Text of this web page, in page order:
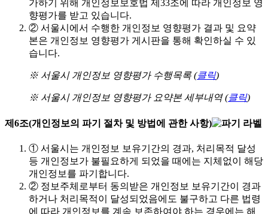
가하기 위해 개인정보보호법 제33조에 따라 개인정보 영
향평가를 받고 있습니다.
② 서울시에서 수행한 개인정보 영향평가 결과 및 요약
본은 개인정보 영향평가 게시판을 통해 확인하실 수 있
습니다.
※ 서울시 개인정보 영향평가 수행목록 (클릭)
※ 서울시 개인정보 영향평가 요약본 세부내역 (클릭)
제6조(개인정보의 파기 절차 및 방법에 관한 사항)
① 서울시는 개인정보 보유기간의 경과, 처리목적 달성
등 개인정보가 불필요하게 되었을 때에는 지체없이 해당
개인정보를 파기합니다.
② 정보주체로부터 동의받은 개인정보 보유기간이 경과
하거나 처리목적이 달성되었음에도 불구하고 다른 법령
에 따라 개인정보를 계속 보존하여야 하는 경우에는 해